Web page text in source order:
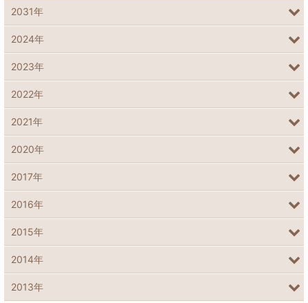
2031年
2024年
2023年
2022年
2021年
2020年
2017年
2016年
2015年
2014年
2013年